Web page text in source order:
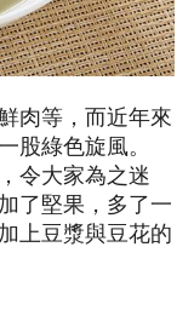
肉等，而近年來
股綠色旋風。
令大家為之迷
了堅果，多了一
上豆漿與豆花的